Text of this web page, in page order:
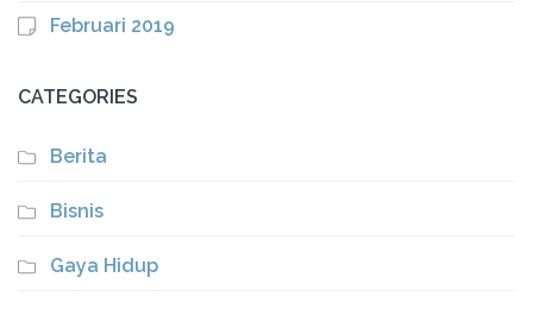
Februari 2019
CATEGORIES
Berita
Bisnis
Gaya Hidup